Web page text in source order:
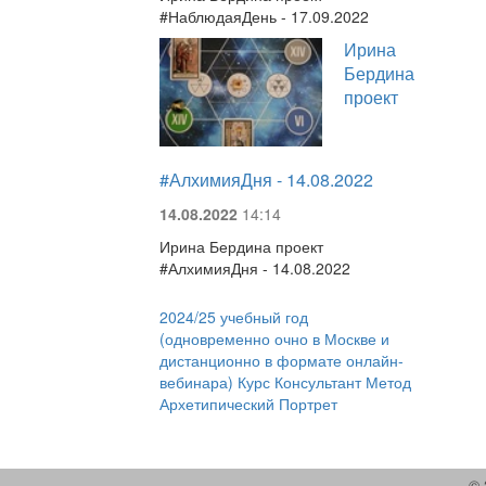
#НаблюдаяДень - 17.09.2022
Ирина
Бердина
проект
#АлхимияДня - 14.08.2022
14.08.2022 14:14
Ирина Бердина проект
#АлхимияДня - 14.08.2022
2024/25 учебный год
(одновременно очно в Москве и
дистанционно в формате онлайн-
вебинара) Курс Консультант Метод
Архетипический Портрет